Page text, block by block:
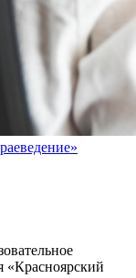
«Красноярский